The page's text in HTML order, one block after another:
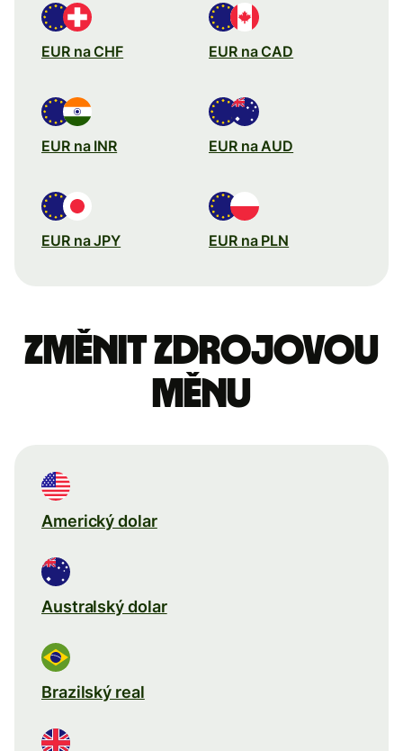
EUR na CHF EUR na CAD
EUR na INR EUR na AUD
EUR na JPY EUR na PLN
Změnit zdrojovou
měnu
Americký dolar
Australský dolar
Brazilský real